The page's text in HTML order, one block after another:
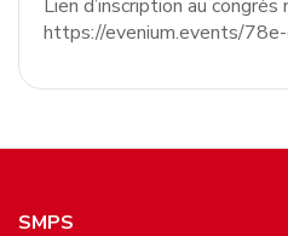
Lien d’inscription au congrès
https://evenium.events/
SMPS